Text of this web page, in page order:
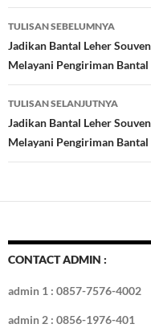
b
o
o
k
er es
t
r
Navigasi
Tulisan
TULISAN SEBELUMNYA
Jadikan Bantal Leher
Melayani Pengiriman
TULISAN SELANJUTNYA
Jadikan Bantal Leher
Melayani Pengiriman
CONTACT ADMIN :
admin 1 : 0857-7576-4002
admin 2 : 0856-1976-401